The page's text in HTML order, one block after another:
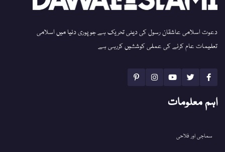
دعوت اسلامی عاشقان رسول کی دینی تحریک ہے جو پوری دنیا میں اسلامی
تعلیمات عام کرنے کی عملی کوششیں کررہی ہے
اہم معلومات
سماجی اور فلاحی